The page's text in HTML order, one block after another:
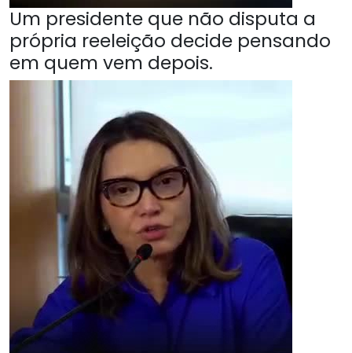
Um presidente que não disputa a
própria reeleição decide pensando
em quem vem depois.